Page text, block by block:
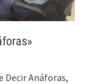
Decir Anáforas,